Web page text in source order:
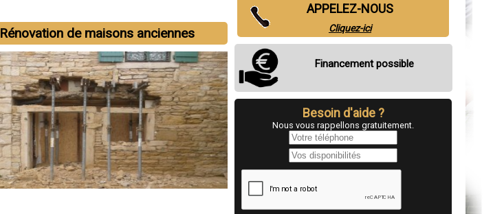
Rénovation de maisons anciennes
APPELEZ-NOUS
Cliquez-ici
Financement possible
Besoin d'aide ?
Nous vous rappellons gratuitement.